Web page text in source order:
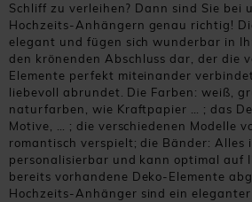
Schliff zu verleihen? Dann sind Sie bei
Hochzeits-Anhängern genau richtig!
elegant und fügen sich wunderbar in
den krönenden Abschluss dar, der die
Elemente perfekt miteinander
liebevoll abrundet. Die Farben: weiß,
naturfarben, wie Kraftpapier … ; das
Motive, … ; die verschiedenen Modelle
romantisch verspielt; die Bänder: Alles
personalisierbar und kann optimal auf
bereits vorhandene Deko-Elemente
Hochzeits-Anhänger sind ein